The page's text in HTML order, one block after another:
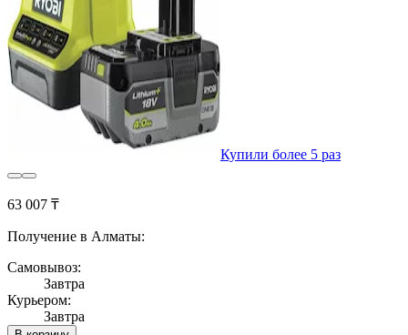
Купили более 5 раз
63 007 ₸
Получение в Алматы:
Самовывоз:
Завтра
Курьером:
Завтра